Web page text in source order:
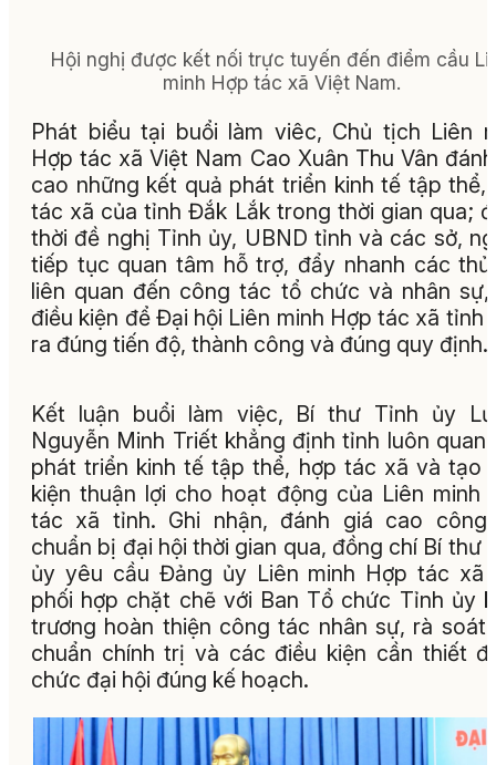
Hội nghị được kết nối trực tuyến đến điểm cầu
minh Hợp tác xã Việt Nam.
Phát biểu tại buổi làm viêc, Chủ tịch Liên
Hợp tác xã Việt Nam Cao Xuân Thu Vân
cao những kết quả phát triển kinh tế tập thể,
tác xã của tỉnh Đắk Lắk trong thời gian qua;
thời đề nghị Tỉnh ủy, UBND tỉnh và các sở,
tiếp tục quan tâm hỗ trợ, đẩy nhanh các
liên quan đến công tác tổ chức và nhân
điều kiện để Đại hội Liên minh Hợp tác xã tỉnh
ra đúng tiến độ, thành công và đúng quy định.
Kết luận buổi làm việc, Bí thư Tỉnh ủy
Nguyễn Minh Triết khẳng định tỉnh luôn quan
phát triển kinh tế tập thể, hợp tác xã và tạo
kiện thuận lợi cho hoạt động của Liên minh
tác xã tỉnh. Ghi nhận, đánh giá cao công
chuẩn bị đại hội thời gian qua, đồng chí Bí thư
ủy yêu cầu Đảng ủy Liên minh Hợp tác xã
phối hợp chặt chẽ với Ban Tổ chức Tỉnh ủy
trương hoàn thiện công tác nhân sự, rà soát
chuẩn chính trị và các điều kiện cần thiết
chức đại hội đúng kế hoạch.